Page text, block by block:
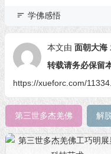
学佛感悟
本文由 面朝大海
转载请务必保留
https://xueforc.com/
第三世多杰羌佛 解